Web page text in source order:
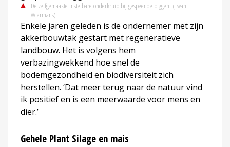
De zelfgemaakte instelbare onderkruip bij gespeende biggen. (Twan
Wiermans)
Enkele jaren geleden is de ondernemer met zijn
akkerbouwtak gestart met regeneratieve
landbouw. Het is volgens hem
verbazingwekkend hoe snel de
bodemgezondheid en biodiversiteit zich
herstellen. ‘Dat meer terug naar de natuur vind
ik positief en is een meerwaarde voor mens en
dier.’
Gehele Plant Silage en mais